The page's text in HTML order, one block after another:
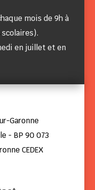
mois de 9h à
scolaires).
en juillet et en
Garonne
- BP 90 073
CEDEX